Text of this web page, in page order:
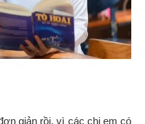
giản rồi, vì các chị em có